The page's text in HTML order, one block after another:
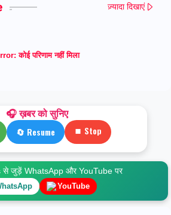
ज़्यादा दिखाएं
कोई परिणाम नहीं मिला
🎧 ख़बर को सुनिए
🔄 Resume ⏹ Stop
से जुड़ें WhatsApp और YouTube पर
YouTube